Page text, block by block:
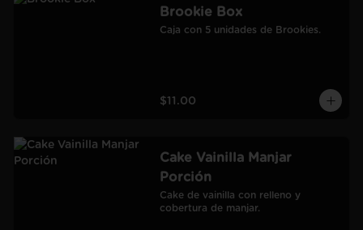
Brookie Box
Caja con 5 unidades de Brookies.
$11.00
Cake Vainilla Manjar
Porción
Cake de vainilla con relleno y
cobertura de manjar.